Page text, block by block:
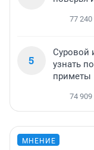
77 240
5
Суровой
узнать
приметы
74 909
МНЕНИЕ